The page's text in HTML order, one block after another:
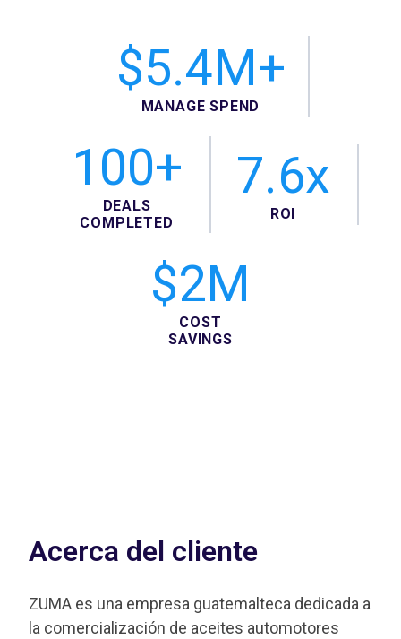
$5.4M+
MANAGE SPEND
100+
DEALS
COMPLETED
7.6x
ROI
$2M
COST
SAVINGS
Acerca del cliente
ZUMA es una empresa guatemalteca dedicada a
la comercialización de aceites automotores